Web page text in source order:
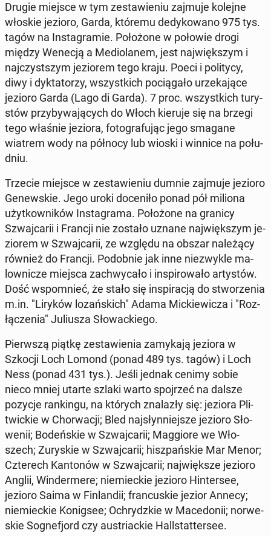
Drugie miejsce w tym ze­sta­wie­niu zajmuje kolejne
włoskie jezioro, Garda, któremu de­dy­ko­wa­no 975 tys.
tagów na In­sta­gra­mie. Po­ło­żo­ne w połowie drogi
między Wenecją a Me­dio­la­nem, jest naj­więk­szym i
naj­czyst­szym je­zio­rem tego kraju. Poeci i po­li­ty­cy,
diwy i dyk­ta­to­rzy, wszyst­kich po­cią­ga­ło urze­ka­ją­ce
jezioro Garda (Lago di Garda). 7 proc. wszyst­kich tu­ry­
stów przy­by­wa­ją­cych do Włoch kieruje się na brzegi
tego właśnie jeziora, fo­to­gra­fu­jąc jego smagane
wiatrem wody na północy lub wioski i winnice na po­łu­
dniu.
Trzecie miejsce w ze­sta­wie­niu dumnie zajmuje jezioro
Ge­new­skie. Jego uroki do­ce­ni­ło ponad pół miliona
użyt­kow­ni­ków In­sta­gra­ma. Po­ło­żo­ne na granicy
Szwaj­ca­rii i Francji nie zostało uznane naj­więk­szym je­
zio­rem w Szwaj­ca­rii, ze względu na obszar na­le­żą­cy
również do Francji. Po­dob­nie jak inne nie­zwy­kle ma­
low­ni­cze miejsca za­chwy­ca­ło i in­spi­ro­wa­ło ar­ty­stów.
Dość wspo­mnieć, że stało się in­spi­ra­cją do stwo­rze­nia
m.in. "Liryków lo­zań­skich" Adama Mic­kie­wi­cza i "Roz­
łą­cze­nia" Ju­liu­sza Sło­wac­kie­go.
Pierw­szą piątkę ze­sta­wie­nia za­my­ka­ją jeziora w
Szkocji Loch Lomond (ponad 489 tys. tagów) i Loch
Ness (ponad 431 tys.). Jeśli jednak cenimy sobie
nieco mniej utarte szlaki warto spoj­rzeć na dalsze
pozycje ran­kin­gu, na których zna­la­zły się: jeziora Pli­
twic­kie w Chor­wa­cji; Bled naj­słyn­niej­sze jezioro Sło­
we­nii; Bo­deń­skie w Szwaj­ca­rii; Mag­gio­re we Wło­
szech; Zu­ry­skie w Szwaj­ca­rii; hisz­pań­skie Mar Menor;
Czte­rech Kan­to­nów w Szwaj­ca­rii; naj­więk­sze jezioro
Anglii, Win­der­me­re; nie­miec­kie jezioro Hin­ter­see,
jezioro Saima w Fin­lan­dii; fran­cu­skie jezior Annecy;
nie­miec­kie Ko­nig­see; Ochrydz­kie w Ma­ce­do­nii; nor­we­
skie So­gne­fjord czy au­striac­kie Hal­l­stat­ter­see.